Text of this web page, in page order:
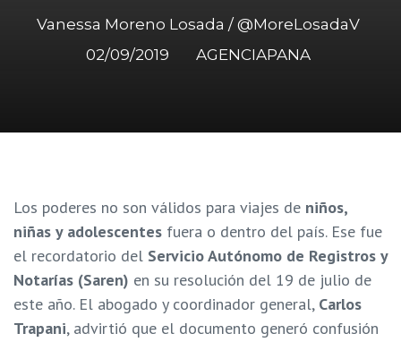
Vanessa Moreno Losada / @MoreLosadaV
02/09/2019 AGENCIAPANA
Los poderes no son válidos para viajes de niños,
niñas y adolescentes fuera o dentro del país. Ese fue
el recordatorio del Servicio Autónomo de Registros y
Notarías (Saren) en su resolución del 19 de julio de
este año. El abogado y coordinador general, Carlos
Trapani, advirtió que el documento generó confusión